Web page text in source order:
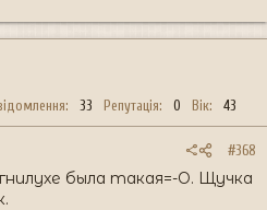
33 Репутація 0 Вік 43
#368
была такая=-O. Щучка